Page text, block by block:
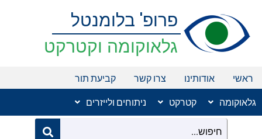
לתוכן
פרופ' בלומנטל
גלאוקומה וקטרקט
ראשי אודותינו צרו קשר קביעת תור
גלאוקומה קטרקט ניתוחים ולייזרים